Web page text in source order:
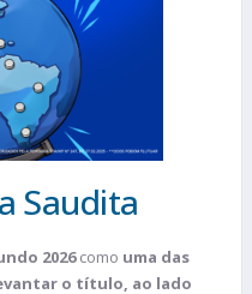
Saudita
2026como uma das
o título, ao lado